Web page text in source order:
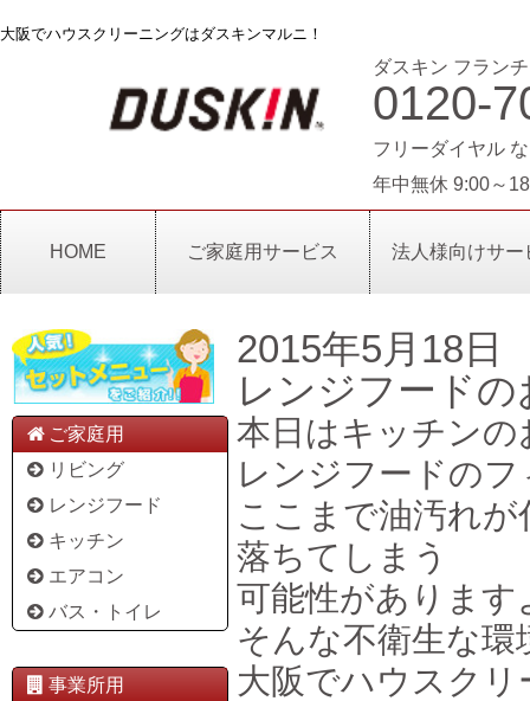
大阪でハウスクリーニングはダスキンマルニ！
ダスキン フラン
0120-
フリーダイヤル
年中無休 9:00～
HOME ご家庭用サービス 法人様向けサー
ご家庭用
リビング
レンジフード
キッチン
エアコン
バス・トイレ
事業所用
2015年5月18日
レンジフードの
本日はキッチン
レンジフードの
ここまで油汚れ
落ちてしまう
可能性があります
そんな不衛生な
大阪でハウスク